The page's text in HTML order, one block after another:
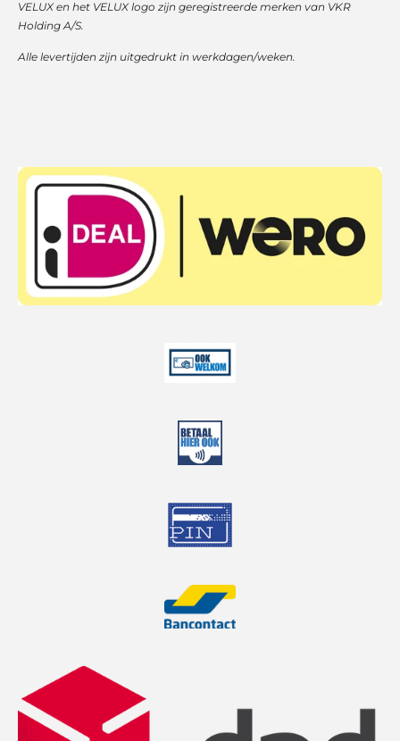
VELUX en het VELUX logo zijn geregistreerde merken van VKR
Holding A/S.
Alle levertijden zijn uitgedrukt in werkdagen/weken.